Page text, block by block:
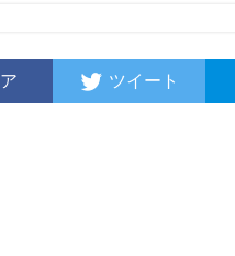
ツイート